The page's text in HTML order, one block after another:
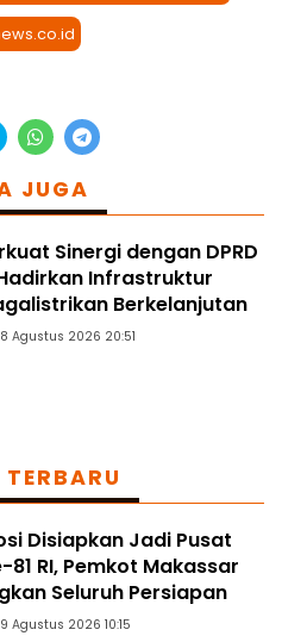
JUGA
Sinergi dengan DPRD
Infrastruktur
Berkelanjutan
Agustus 2026 20:51
Disiapkan Jadi Pusat
81 RI, Pemkot Makassar
Seluruh Persiapan
Agustus 2026 10:15